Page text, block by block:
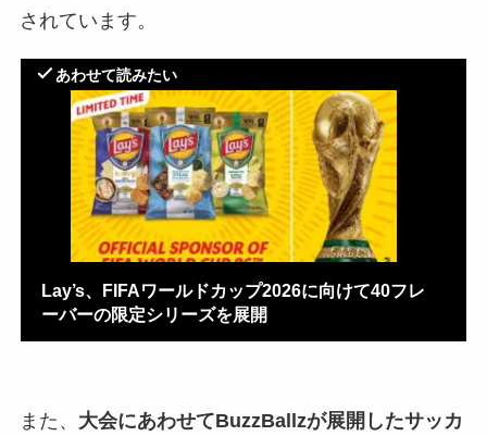
されています。
あわせて読みたい
Lay’s、FIFAワールドカップ2026に向けて40フレ
ーバーの限定シリーズを展開
また、 大会にあわせてBuzzBallzが展開したサッカ